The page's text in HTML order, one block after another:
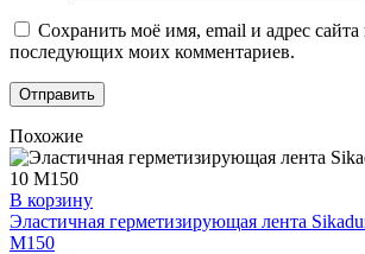
Сохранить моё имя, email и адрес сайта
последующих моих комментариев.
Похожие
В корзину
Эластичная герметизирующая лента
M150